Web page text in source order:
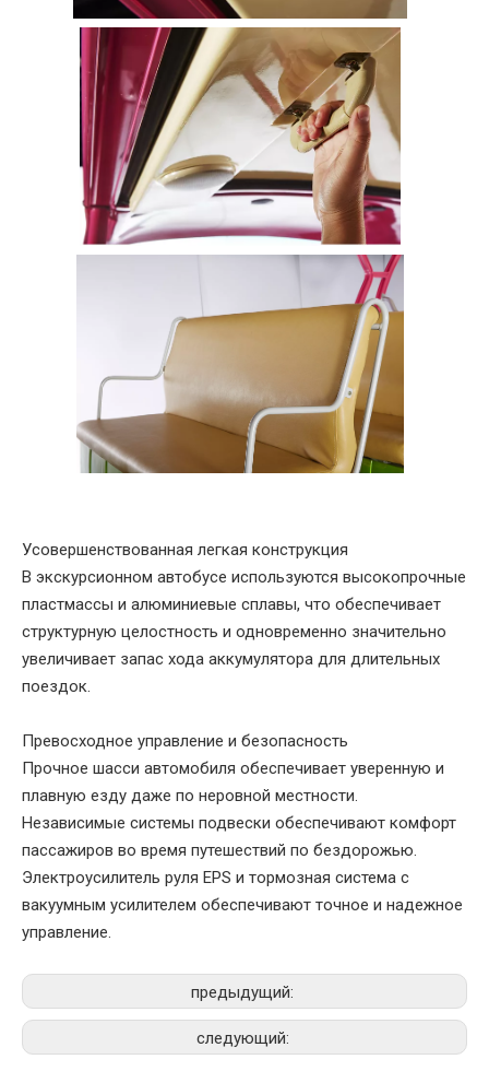
Усовершенствованная легкая конструкция
В экскурсионном автобусе используются высокопрочные
пластмассы и алюминиевые сплавы, что обеспечивает
структурную целостность и одновременно значительно
увеличивает запас хода аккумулятора для длительных
поездок.
Превосходное управление и безопасность
Прочное шасси автомобиля обеспечивает уверенную и
плавную езду даже по неровной местности.
Независимые системы подвески обеспечивают комфорт
пассажиров во время путешествий по бездорожью.
Электроусилитель руля EPS и тормозная система с
вакуумным усилителем обеспечивают точное и надежное
управление.
предыдущий:
следующий: